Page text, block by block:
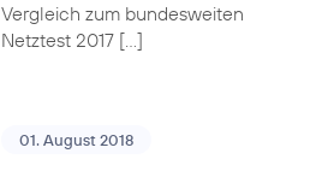
Vergleich zum bundesweiten
Netztest 2017 […]
01. August 2018